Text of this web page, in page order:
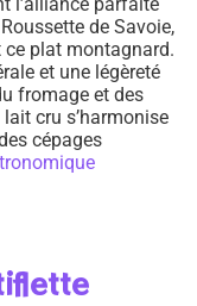
de Savoie,
ce plat montagnard.
et une légèreté
fromage et des
cru s’harmonise
cépages